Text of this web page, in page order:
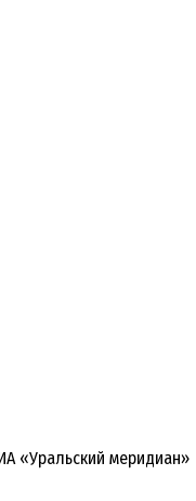
«Уральский меридиан»